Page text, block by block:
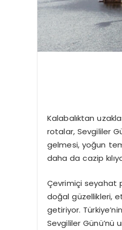
Kalabalıktan
rotalar, Sevgililer
gelmesi, yoğun
daha da cazip
Çevrimiçi seyahat
doğal güzellikleri,
getiriyor.
Sevgililer